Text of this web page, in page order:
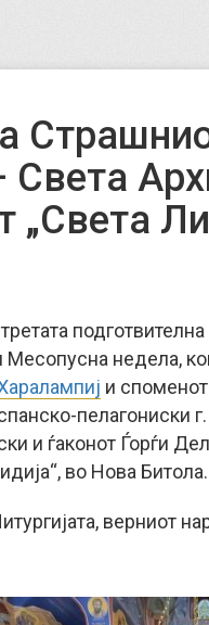
„Света
недела,
и
пелагониски
и ѓаконот Ѓорѓи
во Нова Битола.
верниот